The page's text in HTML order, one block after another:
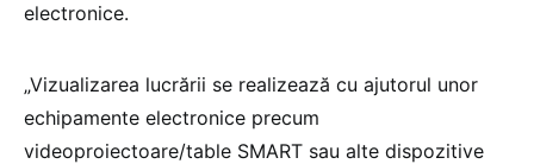
electronice.
„Vizualizarea lucrării se realizează cu ajutorul unor
echipamente electronice precum
videoproiectoare/table SMART sau alte dispozitive